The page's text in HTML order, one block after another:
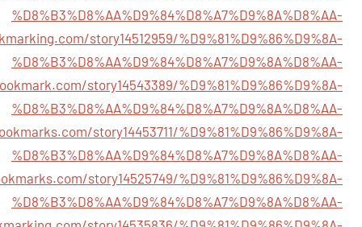
%D8%B3%D8%AA%D9%84%D8%A7%D9%8A%D8%AA-
story14512959/%D9%81%D9%86%D9%8A-
%D8%B3%D8%AA%D9%84%D8%A7%D9%8A%D8%AA-
story14543389/%D9%81%D9%86%D9%8A-
%D8%B3%D8%AA%D9%84%D8%A7%D9%8A%D8%AA-
story14453711/%D9%81%D9%86%D9%8A-
%D8%B3%D8%AA%D9%84%D8%A7%D9%8A%D8%AA-
story14525749/%D9%81%D9%86%D9%8A-
%D8%B3%D8%AA%D9%84%D8%A7%D9%8A%D8%AA-